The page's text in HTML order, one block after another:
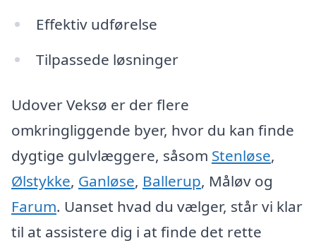
Effektiv udførelse
Tilpassede løsninger
Udover Veksø er der flere
omkringliggende byer, hvor du kan finde
dygtige gulvlæggere, såsom Stenløse,
Ølstykke, Ganløse, Ballerup, Måløv og
Farum. Uanset hvad du vælger, står vi klar
til at assistere dig i at finde det rette